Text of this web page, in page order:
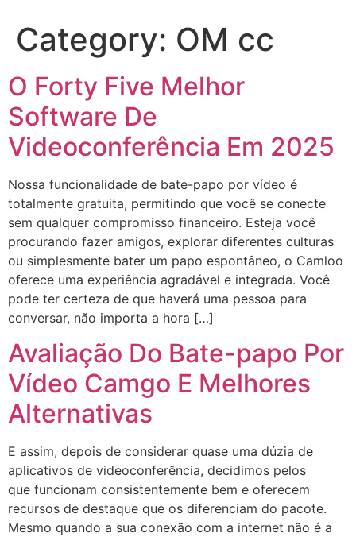
Category: OM cc
O Forty Five Melhor
Software De
Videoconferência Em 2025
Nossa funcionalidade de bate-papo por vídeo é
totalmente gratuita, permitindo que você se conecte
sem qualquer compromisso financeiro. Esteja você
procurando fazer amigos, explorar diferentes culturas
ou simplesmente bater um papo espontâneo, o Camloo
oferece uma experiência agradável e integrada. Você
pode ter certeza de que haverá uma pessoa para
conversar, não importa a hora […]
Avaliação Do Bate-papo Por
Vídeo Camgo E Melhores
Alternativas
E assim, depois de considerar quase uma dúzia de
aplicativos de videoconferência, decidimos pelos
que funcionam consistentemente bem e oferecem
recursos de destaque que os diferenciam do pacote.
Mesmo quando a sua conexão com a internet não é a